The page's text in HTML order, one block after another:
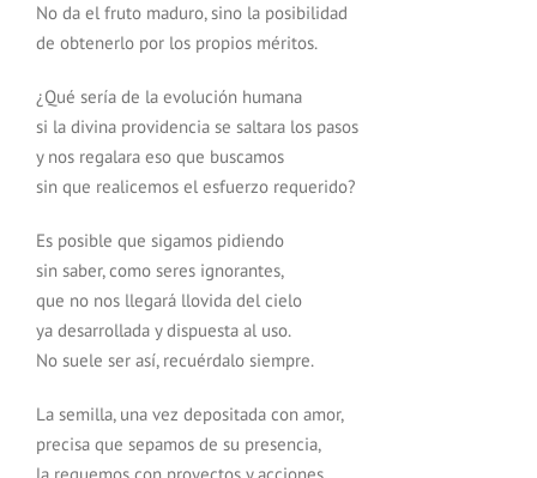
No da el fruto maduro, sino la posibilidad
de obtenerlo por los propios méritos.
¿Qué sería de la evolución humana
si la divina providencia se saltara los pasos
y nos regalara eso que buscamos
sin que realicemos el esfuerzo requerido?
Es posible que sigamos pidiendo
sin saber, como seres ignorantes,
que no nos llegará llovida del cielo
ya desarrollada y dispuesta al uso.
No suele ser así, recuérdalo siempre.
La semilla, una vez depositada con amor,
precisa que sepamos de su presencia,